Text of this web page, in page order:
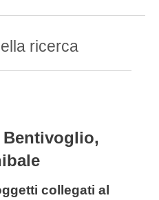
ricerca
Bentivoglio,
collegati al